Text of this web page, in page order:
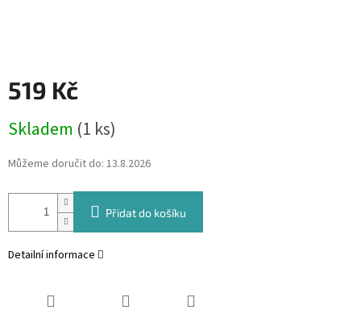
519 Kč
cena:
Skladem (1 ks)
Můžeme doručit do: 13.8.2026
Přidat do košíku
Detailní informace